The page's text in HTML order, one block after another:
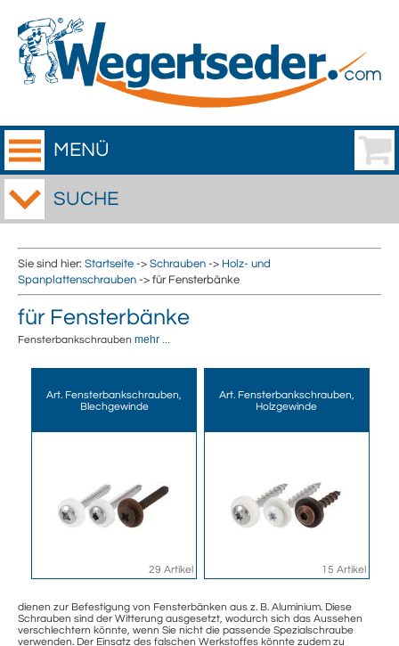
MENÜ
SUCHE
Sie sind hier: Startseite -> Schrauben -> Holz- und
Spanplattenschrauben -> für Fensterbänke
für Fensterbänke
Fensterbankschrauben mehr ...
Art. Fensterbankschrauben,
Blechgewinde
29 Artikel
Art. Fensterbankschrauben,
Holzgewinde
15 Artikel
dienen zur Befestigung von Fensterbänken aus z. B. Aluminium. Diese
Schrauben sind der Witterung ausgesetzt, wodurch sich das Aussehen
verschlechtern könnte, wenn Sie nicht die passende Spezialschraube
verwenden. Der Einsatz des falschen Werkstoffes könnte zudem zu